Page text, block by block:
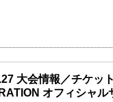
大会情報／チケッ
オフィシャル